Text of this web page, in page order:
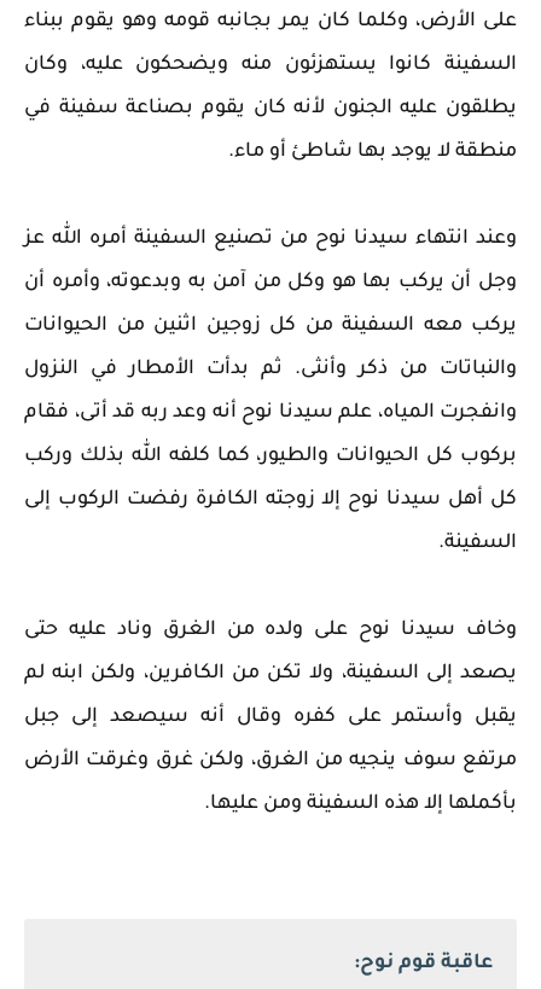
على الأرض، وكلما كان يمر بجانبه قومه وهو يقوم ببناء
السفينة كانوا يستهزئون منه ويضحكون عليه، وكان
يطلقون عليه الجنون لأنه كان يقوم بصناعة سفينة في
منطقة لا يوجد بها شاطئ أو ماء.
وعند انتهاء سيدنا نوح من تصنيع السفينة أمره الله عز
وجل أن يركب بها هو وكل من آمن به وبدعوته، وأمره أن
يركب معه السفينة من كل زوجين اثنين من الحيوانات
والنباتات من ذكر وأنثى.
ثم بدأت الأمطار في النزول
وانفجرت المياه، علم سيدنا نوح أنه وعد ربه قد أتى، فقام
بركوب كل الحيوانات والطيور، كما كلفه الله بذلك وركب
كل أهل سيدنا نوح إلا زوجته الكافرة رفضت الركوب إلى
السفينة.
وخاف سيدنا نوح على ولده من الغرق وناد عليه حتى
يصعد إلى السفينة، ولا تكن من الكافرين، ولكن ابنه لم
يقبل وأستمر على كفره وقال أنه سيصعد إلى جبل
مرتفع سوف ينجيه من الغرق، ولكن غرق وغرقت الأرض
بأكملها إلا هذه السفينة ومن عليها.
عاقبة قوم نوح: